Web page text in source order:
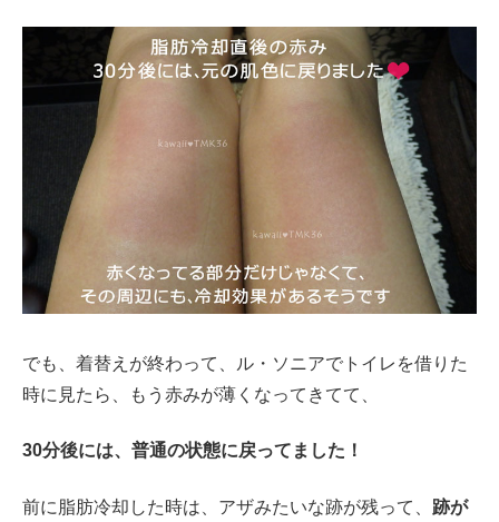
でも、着替えが終わって、ル・ソニアでトイレを借りた
時に見たら、もう赤みが薄くなってきてて、
30分後には、普通の状態に戻ってました！
前に脂肪冷却した時は、アザみたいな跡が残って、 跡が